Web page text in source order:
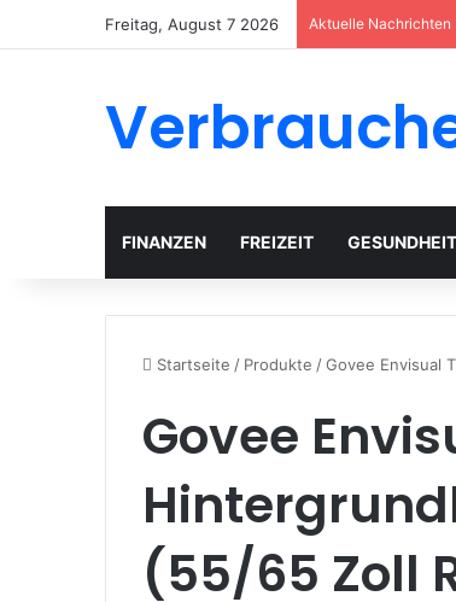
Freitag, August 7 2026 Aktuelle Nachrichten
FINANZEN FREIZEIT GESUNDHEIT
Startseite / Produkte /Govee Envisual
Govee
(55/65 Zoll